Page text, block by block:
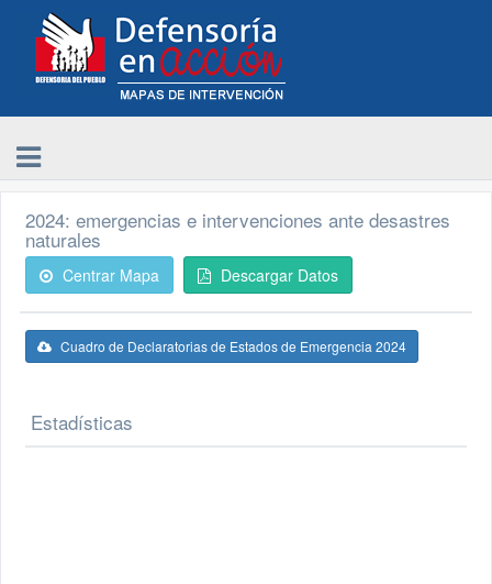
2024: emergencias e intervenciones ante desastres
naturales
Centrar Mapa Descargar Datos
Cuadro de Declaratorias de Estados de Emergencia 2024
Estadísticas